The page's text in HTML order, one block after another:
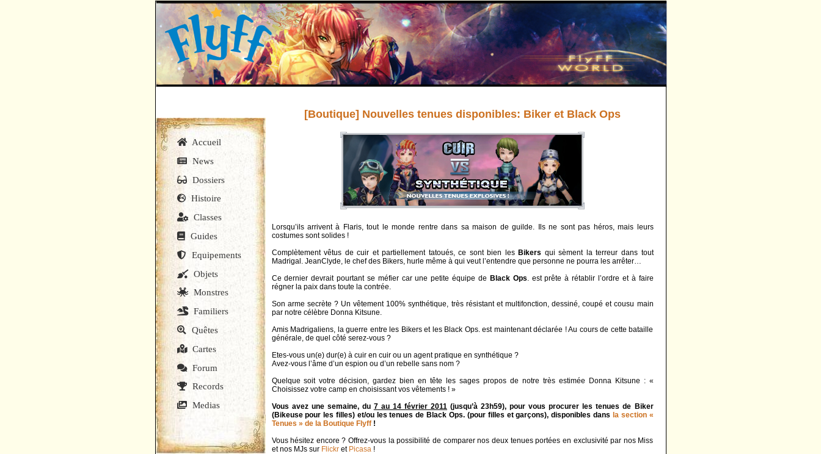
Accueil
News
Dossiers
Histoire
Classes
Guides
Equipements
Objets
Monstres
Familiers
Quêtes
Cartes
Forum
Records
Medias
[Boutique] Nouvelles tenues disponibles: Biker et Black Ops
Lorsqu’ils arrivent à Flaris, tout le monde rentre dans sa maison de guilde. Ils ne sont pas héros, mais leurs
costumes sont solides !
Complètement vêtus de cuir et partiellement tatoués, ce sont bien les Bikers qui sèment la terreur dans tout
Madrigal. JeanClyde, le chef des Bikers, hurle même à qui veut l’entendre que personne ne pourra les arrêter…
Ce dernier devrait pourtant se méfier car une petite équipe de Black Ops. est prête à rétablir l’ordre et à faire
régner la paix dans toute la contrée.
Son arme secrète ? Un vêtement 100% synthétique, très résistant et multifonction, dessiné, coupé et cousu main
par notre célèbre Donna Kitsune.
Amis Madrigaliens, la guerre entre les Bikers et les Black Ops. est maintenant déclarée ! Au cours de cette bataille
générale, de quel côté serez-vous ?
Etes-vous un(e) dur(e) à cuir en cuir ou un agent pratique en synthétique ?
Avez-vous l’âme d’un espion ou d’un rebelle sans nom ?
Quelque soit votre décision, gardez bien en tête les sages propos de notre très estimée Donna Kitsune : «
Choisissez votre camp en choisissant vos vêtements ! »
Vous avez une semaine, du 7 au 14 février 2011 (jusqu’à 23h59), pour vous procurer les tenues de Biker
(Bikeuse pour les filles) et/ou les tenues de Black Ops. (pour filles et garçons), disponibles dans la section «
Tenues » de la Boutique Flyff!
Vous hésitez encore ? Offrez-vous la possibilité de comparer nos deux tenues portées en exclusivité par nos Miss
et nos MJs sur Flickr et Picasa !